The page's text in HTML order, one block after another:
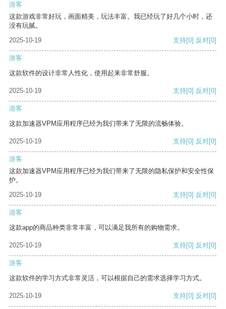
游客
这款游戏非常好玩，画面精美，玩法丰富。我已经玩了好几个小时，还
没有玩腻。
2025-10-19
支持[0] 反对[0]
游客
这款软件的设计非常人性化，使用起来非常舒服。
2025-10-19 支持[0] 反对[0]
游客
这款加速器VPM应用程序已经为我们带来了无限的流畅体验。
2025-10-19 支持[0] 反对[0]
游客
这款加速器VPM应用程序已经为我们带来了无限的隐私保护和安全性保
护。
2025-10-19
支持[0] 反对[0]
游客
这款app的商品种类非常丰富，可以满足我所有的购物需求。
2025-10-19 支持[0] 反对[0]
游客
这款软件的学习方式非常灵活，可以根据自己的需求选择学习方式。
2025-10-19 支持[0] 反对[0]